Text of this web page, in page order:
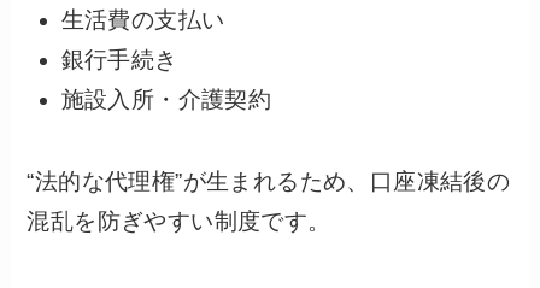
生活費の支払い
銀行手続き
施設入所・介護契約
“法的な代理権”が生まれるため、口座凍結後の
混乱を防ぎやすい制度です。